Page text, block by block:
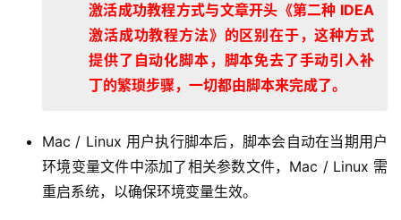
激活成功教程方式与文章开头《第二种 IDEA
激活成功教程方法》的区别在于，这种方式
提供了自动化脚本，脚本免去了手动引入补
丁的繁琐步骤，一切都由脚本来完成了。
Mac / Linux 用户执行脚本后，脚本会自动在当期用户
环境变量文件中添加了相关参数文件，Mac / Linux 需
重启系统，以确保环境变量生效。